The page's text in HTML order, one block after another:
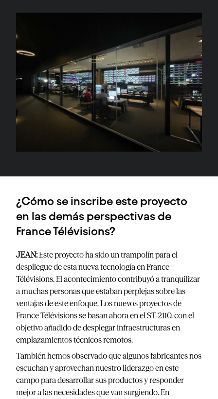
¿Cómo se inscribe este proyecto
en las demás perspectivas de
France Télévisions?
JEAN:Este proyecto ha sido un trampolín para el
despliegue de esta nueva tecnología en France
Télévisions. El acontecimiento contribuyó a tranquilizar
a muchas personas que estaban perplejas sobre las
ventajas de este enfoque. Los nuevos proyectos de
France Télévisions se basan ahora en el ST-2110, con el
objetivo añadido de desplegar infraestructuras en
emplazamientos técnicos remotos.
También hemos observado que algunos fabricantes nos
escuchan y aprovechan nuestro liderazgo en este
campo para desarrollar sus productos y responder
mejor a las necesidades que van surgiendo. En